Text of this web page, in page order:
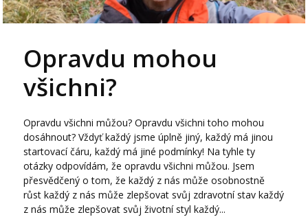
Opravdu mohou
všichni?
Opravdu všichni můžou? Opravdu všichni toho mohou
dosáhnout? Vždyť každý jsme úplně jiný, každý má jinou
startovací čáru, každý má jiné podmínky! Na tyhle ty
otázky odpovídám, že opravdu všichni můžou. Jsem
přesvědčený o tom, že každý z nás může osobnostně
růst každý z nás může zlepšovat svůj zdravotní stav každý
z nás může zlepšovat svůj životní styl každý...